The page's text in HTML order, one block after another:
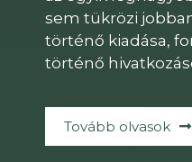
sem tükrözi
történő kiadása,
történő
Tovább olvasok